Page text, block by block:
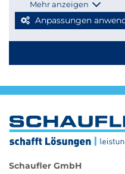
deine Bestellung
werden kann, beachte
Stabmaterial: maximal
Berechnung: 2 × Breite
Werden diese Maße
automatisch per
Mehr anzeigen
Anpassungen
Schaufler GmbH